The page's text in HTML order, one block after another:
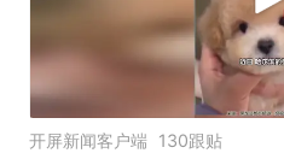
开屏新闻客户端 130跟贴